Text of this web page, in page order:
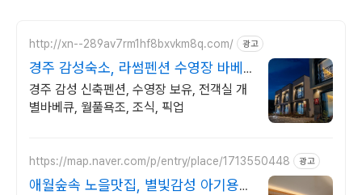
http://xn--289av7rm1hf8bxvkm8q.com/ 광고
경주 감성숙소, 라썸펜션 수영장 바베
큐 스파펜션
경주 감성 신축펜션, 수영장 보유, 전객실 개
별바베큐, 월풀욕조, 조식, 픽업
https://map.naver.com/p/entry/place/1713550448 광고
애월숲속 노을맛집, 별빛감성 아기용품